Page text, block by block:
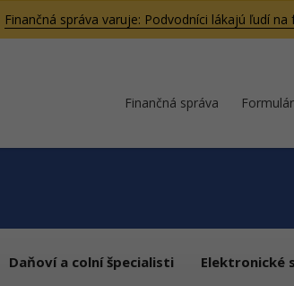
Finančná správa varuje: Podvodníci lákajú ľudí
Finančná správa
Daňoví a colní špecialisti Elektronické